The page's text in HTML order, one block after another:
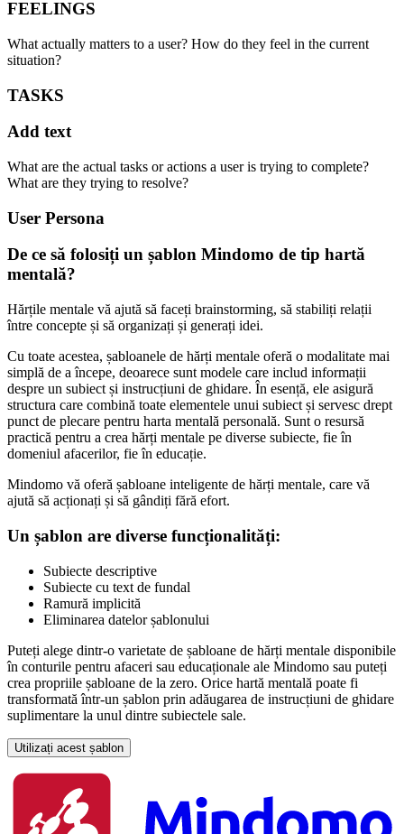
FEELINGS
What actually matters to a user? How do they feel in the current
situation?
TASKS
Add text
What are the actual tasks or actions a user is trying to complete?
What are they trying to resolve?
User Persona
De ce să folosiți un șablon Mindomo de tip hartă
mentală?
Hărțile mentale vă ajută să faceți brainstorming, să stabiliți relații
între concepte și să organizați și generați idei.
Cu toate acestea, șabloanele de hărți mentale oferă o modalitate mai
simplă de a începe, deoarece sunt modele care includ informații
despre un subiect și instrucțiuni de ghidare. În esență, ele asigură
structura care combină toate elementele unui subiect și servesc drept
punct de plecare pentru harta mentală personală. Sunt o resursă
practică pentru a crea hărți mentale pe diverse subiecte, fie în
domeniul afacerilor, fie în educație.
Mindomo vă oferă șabloane inteligente de hărți mentale, care vă
ajută să acționați și să gândiți fără efort.
Un șablon are diverse funcționalități:
Subiecte descriptive
Subiecte cu text de fundal
Ramură implicită
Eliminarea datelor șablonului
Puteți alege dintr-o varietate de șabloane de hărți mentale disponibile
în conturile pentru afaceri sau educaționale ale Mindomo sau puteți
crea propriile șabloane de la zero. Orice hartă mentală poate fi
transformată într-un șablon prin adăugarea de instrucțiuni de ghidare
suplimentare la unul dintre subiectele sale.
Utilizați acest șablon